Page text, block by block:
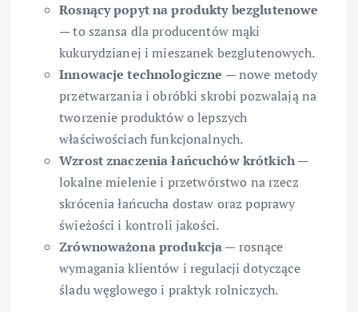
Rosnący popyt na produkty bezglutenowe
— to szansa dla producentów mąki
kukurydzianej i mieszanek bezglutenowych.
Innowacje technologiczne — nowe metody
przetwarzania i obróbki skrobi pozwalają na
tworzenie produktów o lepszych
właściwościach funkcjonalnych.
Wzrost znaczenia łańcuchów krótkich—
lokalne mielenie i przetwórstwo na rzecz
skrócenia łańcucha dostaw oraz poprawy
świeżości i kontroli jakości.
Zrównoważona produkcja— rosnące
wymagania klientów i regulacji dotyczące
śladu węglowego i praktyk rolniczych.